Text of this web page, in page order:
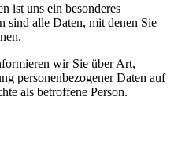
ist uns ein besonderes
sind alle Daten, mit denen Sie
wir Sie über Art,
personenbezogener Daten auf
als betroffene Person.